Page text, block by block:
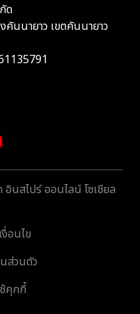
ด
นนายาว เขตคันนายาว
สไปร์ ออนไลน์ โซเชียล
อนไข
ส่วนตัว
คุกกี้